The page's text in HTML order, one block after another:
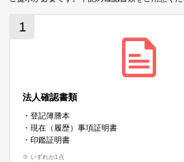
1
法人確認書類
・登記簿謄本
・現在（履歴）事項証明書
・印鑑証明書
※ いずれか1点